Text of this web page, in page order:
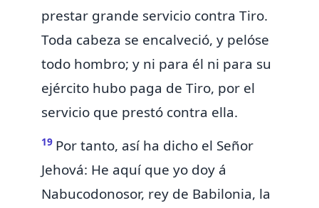
prestar grande servicio contra Tiro.
Toda cabeza se encalveció, y pelóse
todo hombro; y ni para él ni para su
ejército hubo paga de Tiro, por el
servicio que prestó contra ella.
19 Por tanto, así ha dicho el Señor
Jehová: He aquí que yo doy á
Nabucodonosor, rey de Babilonia, la